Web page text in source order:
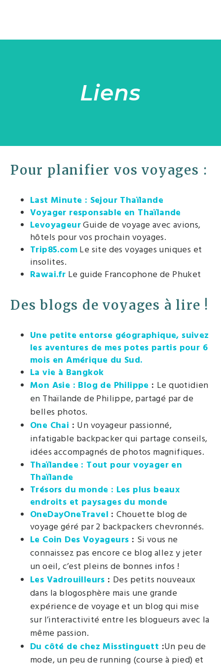
Liens
Pour planifier vos voyages :
Last Minute : Sejour Thaïlande
Voyager responsable en Thaïlande
LevoyageurGuide de voyage avec avions,
hôtels pour vos prochain voyages.
Trip85.com Le site des voyages uniques et
insolites.
Rawai.fr Le guide Francophone de Phuket
Des blogs de voyages à lire !
Une petite entorse géographique, suivez
les aventures de mes potes partis pour 6
mois en Amérique du Sud.
La vie à Bangkok
Mon Asie : Blog de Philippe : Le quotidien
en Thaïlande de Philippe, partagé par de
belles photos.
One Chai : Un voyageur passionné,
infatigable backpacker qui partage conseils,
idées accompagnés de photos magnifiques.
Thaïlandee : Tout pour voyager en
Thaïlande
Trésors du monde : Les plus beaux
endroits et paysages du monde
OneDayOneTravel :Chouette blog de
voyage géré par 2 backpackers chevronnés.
Le Coin Des Voyageurs : Si vous ne
connaissez pas encore ce blog allez y jeter
un oeil, c’est pleins de bonnes infos !
Les Vadrouilleurs : Des petits nouveaux
dans la blogosphère mais une grande
expérience de voyage et un blog qui mise
sur l’interactivité entre les blogueurs avec la
même passion.
Du côté de chez Misstinguett :Un peu de
mode, un peu de running (course à pied) et